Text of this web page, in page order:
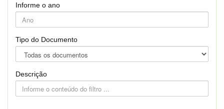
Informe o ano
Tipo do Documento
Descrição